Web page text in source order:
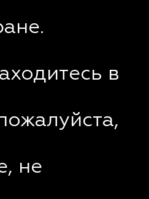
в
не